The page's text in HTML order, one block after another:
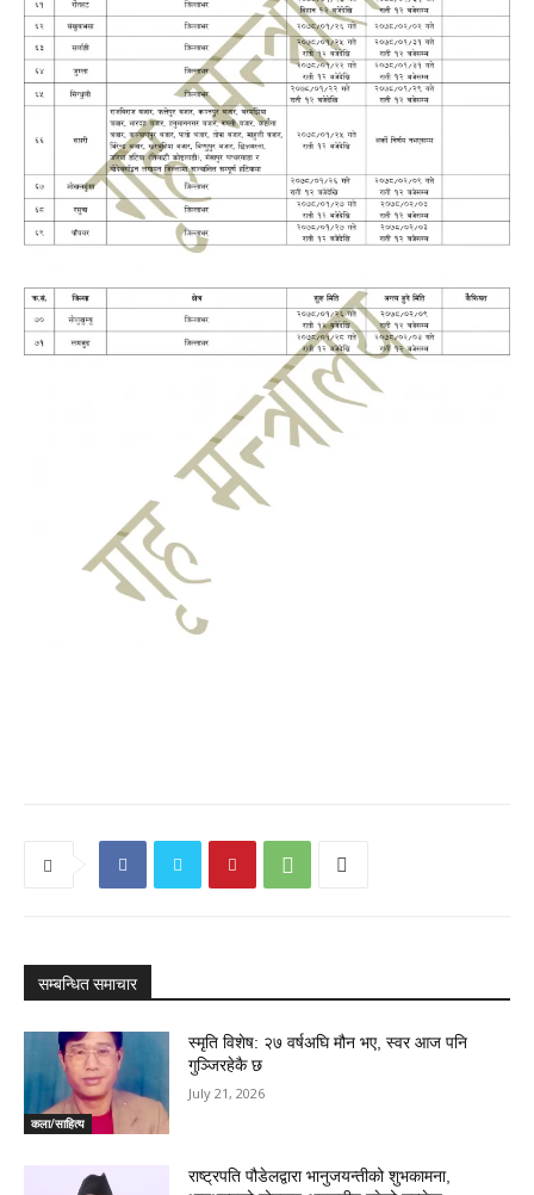
सम्बन्धित समाचार
कला/साहित्य
स्मृति विशेष: २७ वर्षअघि मौन भए, स्वर आज पनि
गुञ्जिरहेकै छ
July 21, 2026
राष्ट्रपति पौडेलद्वारा भानुजयन्तीको शुभकामना,